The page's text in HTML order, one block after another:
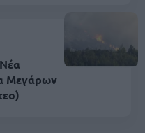
Μεγάρων